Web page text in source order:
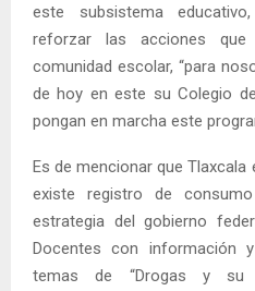
este subsistema
reforzar las acciones
comunidad escolar, “para
de hoy en este su Colegio
pongan en marcha este
Es de mencionar que
existe registro de
estrategia del gobierno
Docentes con información
temas de “Drogas y su